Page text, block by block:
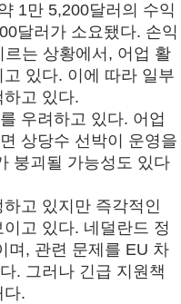
1만 5,200달러의 수익
달러가 소요됐다. 손익
르는 상황에서 , 어업 활
고 있다. 이에 따라 일부
하고 있다.
우려하고 있다. 어업
상당수 선박이 운영을
붕괴될 가능성도 있다
고 있지만 즉각적인
이고 있다. 네덜란드 정
며 , 관련 문제를 EU 차
. 그러나 긴급 지원책
다.